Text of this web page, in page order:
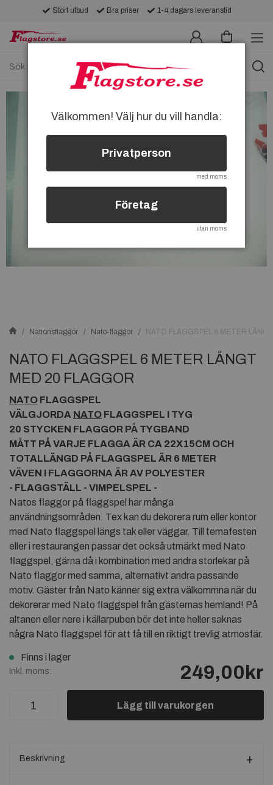
Stort utbud Bra priser 1-4 dagars leveranstid
Nationsflaggor Nato-flaggor NATO FLAGGSPEL 6 METER
NATO FLAGGSPEL 6 METER LÅNGT
MED 20 FLAGGOR
NATO FLAGGSPEL
VÄLGJORDA NATO FLAGGSPEL I TYG
20 STYCKEN FLAGGOR PÅ TYGBAND
MÅTT PÅ VARJE FLAGGA ÄR CA 22X15CM OCH
TOTALLÄNGD PÅ FLAGGSPEL ÄR 6 METER
VÄVEN I FLAGGORNA ÄR AV POLYESTER
- FLAGGSTÄLL - VIMPELSPEL -
Natos flaggor på flaggspel har många
användningsområden. Tex kan du dekorera rum eller kontor
med Nato flaggspel längs tak eller väggar. Till temafesten
eller i restaurangen passar det också utmärkt med Nato
flaggspel, gärna då i kombination med andra storlekar på
Nato flaggor med samma, alternativt andra passande
motiv. Gäster från Nato känner sig extra välkommna när du
dekorerar med Nato flaggspel från gästernas hemland! På
altanen eller nere i källarpuben bör det inte heller saknas
några Nato flaggspel för att få till en riktigt trevlig atmosfär.
Finns i lager
Inkl. moms: 249,00kr
Lägg till varukorgen
Beskrivning
Välkommen! Välj hur du vill handla:
Privatperson
med moms
Företag
utan moms